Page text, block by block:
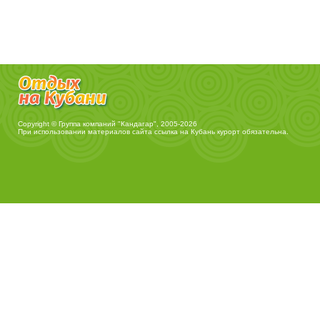
Copyright © Группа компаний "Кандагар", 2005-2026
При использовании материалов сайта ссылка на Кубань курорт обязательна.